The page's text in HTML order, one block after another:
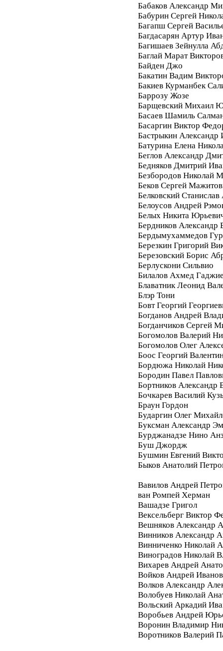
Бабаков Александр
Бабурин Сергей
Багапш Сергей
Багдасарян Артур
Багишаев Зейнулла
Баглай Марат
Байден Джо
Бакатин Вадим
Бакиев Курманбек
Баррозу Жозе
Барщевский Михаил
Басаев Шамиль
Басаргин Виктор
Бастрыкин Александр
Батурина Елена
Беглов Александр
Бедняков Дмитрий
Безбородов Николай
Беков Сергей
Белковский
Белоусов Андрей
Белых Никита
Бердников Александр
Бердымухаммедов
Березкин Григорий
Березовский Борис
Берлускони Сильвио
Билалов Ахмед
Блаватник Леонид
Блэр Тони
Бовт Георгий
Богданов Андрей
Богданчиков Сергей
Богомолов Валерий
Богомолов Олег
Боос Георгий
Бордюжа Николай
Бородин Павел
Бортников Александр
Бочкарев Василий
Браун Гордон
Бударгин Олег
Буксман Александр
Бурджанадзе Нино
Буш Джордж
Бушмин Евгений
Быков Анатолий
Вавилов Андрей
ван Ромпей Херман
Вашадзе Григол
Вексельберг Виктор
Вешняков Александр
Винников Александр
Винниченко Николай
Виноградов Николай
Вихарев Андрей
Войков Андрей
Волков Александр
Волобуев Николай
Вольский Аркадий
Воробьев Андрей
Воронин Владимир
Воротников Валерий